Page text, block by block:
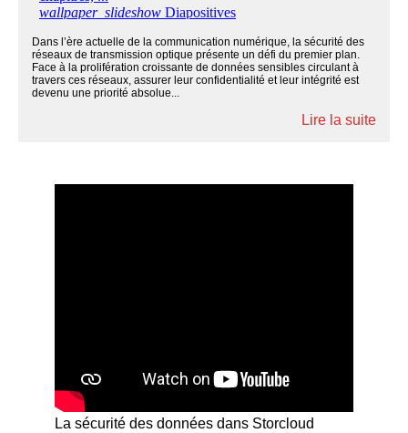
Dans l’ère actuelle de la communication numérique, la sécurité des
réseaux de transmission optique présente un défi du premier plan.
Face à la prolifération croissante de données sensibles circulant à
travers ces réseaux, assurer leur confidentialité et leur intégrité est
devenu une priorité absolue...
Lire la suite
La sécurité des données dans Storcloud